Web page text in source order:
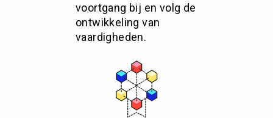
voortgang bij en volg de
ontwikkeling van
vaardigheden.